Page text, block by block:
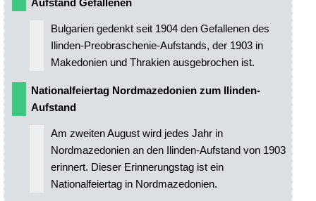
Aufstand Gefallenen
Bulgarien gedenkt seit 1904 den Gefallenen des
Ilinden-Preobraschenie-Aufstands, der 1903 in
Makedonien und Thrakien ausgebrochen ist.
Nationalfeiertag Nordmazedonien zum Ilinden-
Aufstand
Am zweiten August wird jedes Jahr in
Nordmazedonien an den Ilinden-Aufstand von 1903
erinnert. Dieser Erinnerungstag ist ein
Nationalfeiertag in Nordmazedonien.